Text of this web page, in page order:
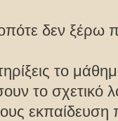
δεν ξέρω
το
το σχετικό
εκπαίδευση